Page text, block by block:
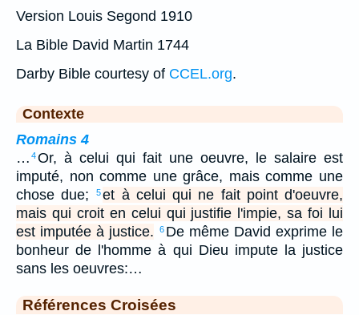
Version Louis Segond 1910
La Bible David Martin 1744
Darby Bible courtesy of CCEL.org.
Contexte
Romains 4
… 4Or, à celui qui fait une oeuvre, le salaire est
imputé, non comme une grâce, mais comme une
chose due;
5 et à celui qui ne fait point d'oeuvre,
mais qui croit en celui qui justifie l'impie, sa foi lui
est imputée à justice.
6 De même David exprime le
bonheur de l'homme à qui Dieu impute la justice
sans les oeuvres:…
Références Croisées